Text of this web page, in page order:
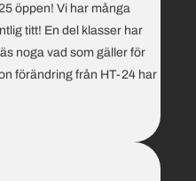
öppen! Vi har många
titt! En del klasser har
noga vad som gäller för
förändring från HT-24 har